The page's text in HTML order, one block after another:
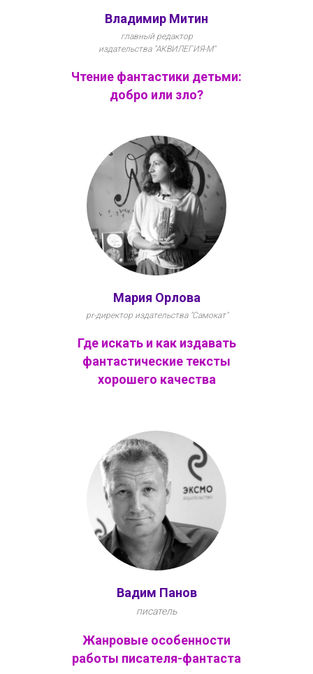
Владимир Митин
главный редактор
издательства "АКВИЛЕГИЯ-М"
Чтение фантастики детьми:
добро или зло?
Мария Орлова
pr-директор издательства "Самокат"
Где искать и как издавать
фантастические тексты
хорошего качества
Вадим Панов
писатель
Жанровые особенности
работы писателя-фантаста